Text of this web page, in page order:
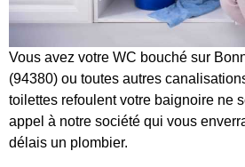
Vous avez votre WC bouché sur
(94380) ou toutes autres
toilettes refoulent votre baignoire ne
appel à notre société qui vous
délais un plombier.